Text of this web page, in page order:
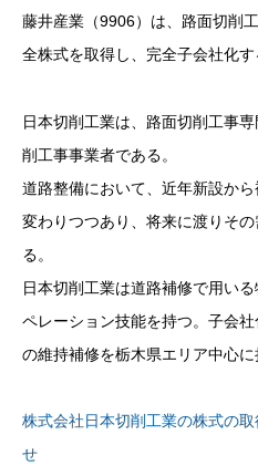
藤井産業（9906）は、路面切削
全株式を取得し、完全子会社化す
日本切削工業は、路面切削工事
削工事事業者である。
道路整備において、近年新設か
変わりつつあり、将来に渡りそ
る。
日本切削工業は道路補修で用い
ペレーション技能を持つ。子会
の維持補修を栃木県エリア中心に
株式会社日本切削工業の株式の
せ